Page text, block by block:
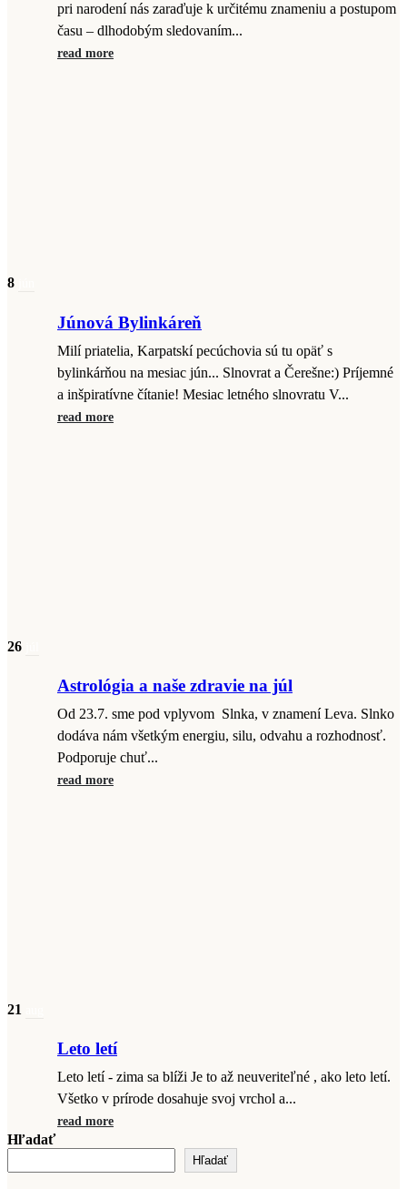
pri narodení nás zaraďuje k určitému znameniu a postupom
času – dlhodobým sledovaním...
read more
8
Júnová Bylinkáreň
Milí priatelia, Karpatskí pecúchovia sú tu opäť s
bylinkárňou na mesiac jún... Slnovrat a Čerešne:) Príjemné
a inšpiratívne čítanie! Mesiac letného slnovratu V...
read more
26
Astrológia a naše zdravie na júl
Od 23.7. sme pod vplyvom Slnka, v znamení Leva. Slnko
dodáva nám všetkým energiu, silu, odvahu a rozhodnosť.
Podporuje chuť...
read more
21
Leto letí
Leto letí - zima sa blíži Je to až neuveriteľné , ako leto letí.
Všetko v prírode dosahuje svoj vrchol a...
read more
Hľadať
Hľadať